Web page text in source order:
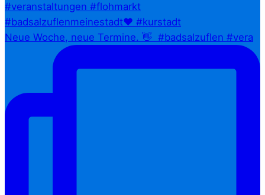
Neue Woche, neue Termine. 👋⁠ ⁠ #badsalzuflen #vera